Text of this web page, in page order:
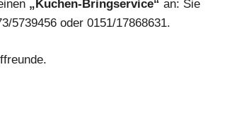
„Kuchen-Bringservice“ an: Sie
5739456 oder 0151/17868631.